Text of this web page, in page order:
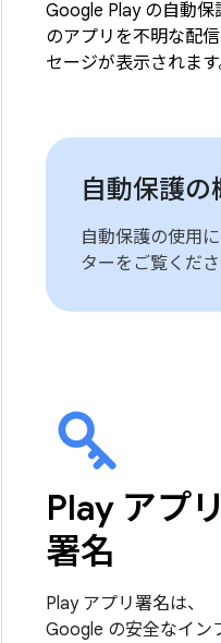
Google Play の自動
のアプリを不明な配
セージが表示されます
自動保護の
自動保護の使用
ターをご覧くださ
Play アプリ
署名
Play アプリ署名は、
Google の安全なイン